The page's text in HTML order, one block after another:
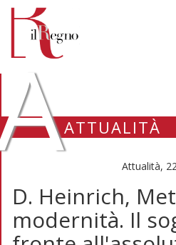
ATTUALITÀ
Attualità,
D. Heinrich,
modernità. Il